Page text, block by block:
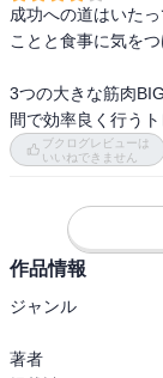
成功への道はいた
ことと食事に気を
3つの大きな筋肉
間で効率良く行う
ブクログレビューは
いいねできません
作品情報
ジャンル
著者